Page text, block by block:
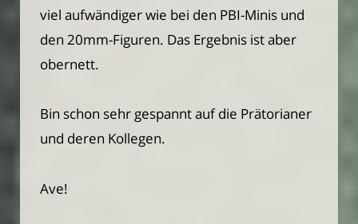
viel aufwändiger wie bei den PBI-Minis und
den 20mm-Figuren. Das Ergebnis ist aber
obernett.
Bin schon sehr gespannt auf die Prätorianer
und deren Kollegen.
Ave!